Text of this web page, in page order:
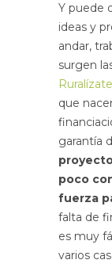
Y puede
ideas y
andar,
surgen
Ruralízate
que
garantía
poco
fuerza
falta de
es muy
varios